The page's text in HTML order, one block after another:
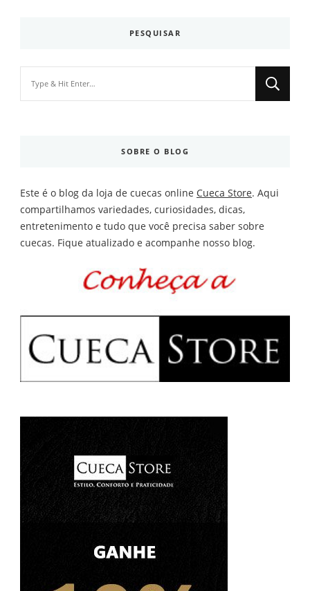
PESQUISAR
SOBRE O BLOG
Este é o blog da loja de cuecas online Cueca Store. Aqui
compartilhamos variedades, curiosidades, dicas,
entretenimento e tudo que você precisa saber sobre
cuecas. Fique atualizado e acompanhe nosso blog.